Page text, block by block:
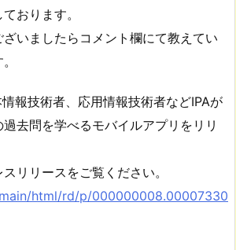
おります。
いましたらコメント欄にて教えてい
報技術者、応用情報技術者などIPAが
去問を学べるモバイルアプリをリリ
リリースをご覧ください。
html/rd/p/000000008.00007330